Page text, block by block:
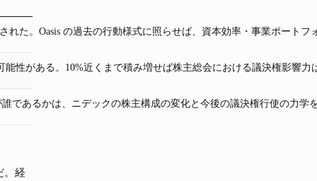
れた。Oasis の過去の行動様式に照らせば、資本効率・事業ポー
性がある。10%近くまで積み増せば株主総会における議決権影響
であるかは、ニデックの株主構成の変化と今後の議決権行使の力
。経